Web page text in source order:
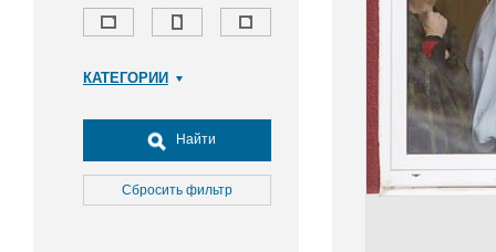
КАТЕГОРИИ
Досуг, туризм и отдых
Культура
Медицина
Найти
Сбросить фильтр